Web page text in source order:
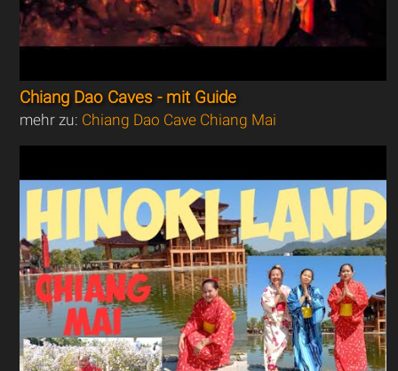
Chiang Dao Caves - mit Guide
mehr zu: Chiang Dao Cave Chiang Mai